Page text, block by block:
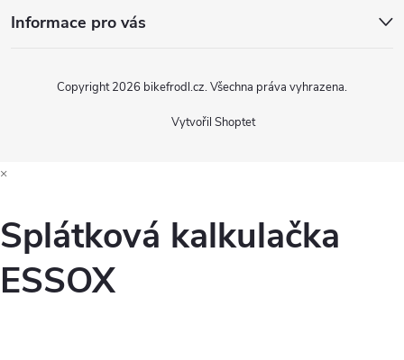
Informace pro vás
Vytvořil Shoptet
Copyright 2026 bikefrodl.cz. Všechna práva vyhrazena.
×
Splátková kalkulačka
ESSOX